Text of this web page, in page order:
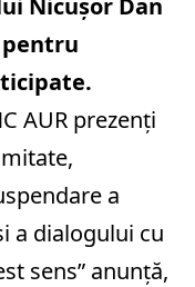
Nicuşor Dan
AUR prezenţi
a
a dialogului cu
sens” anunţă,